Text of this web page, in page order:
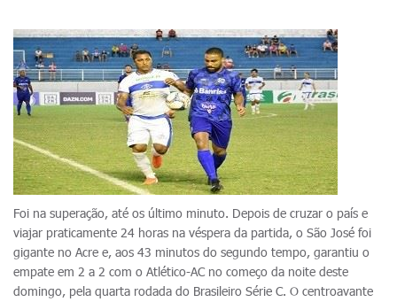
Foi na superação, até os último minuto. Depois de cruzar o país e
viajar praticamente 24 horas na véspera da partida, o São José foi
gigante no Acre e, aos 43 minutos do segundo tempo, garantiu o
empate em 2 a 2 com o Atlético-AC no começo da noite deste
domingo, pela quarta rodada do Brasileiro Série C. O centroavante